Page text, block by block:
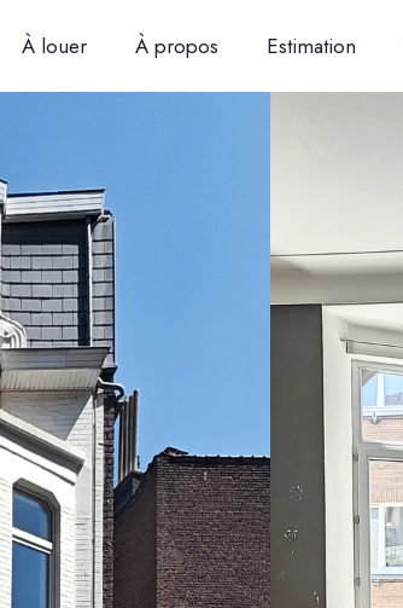
À louer À propos Estimation